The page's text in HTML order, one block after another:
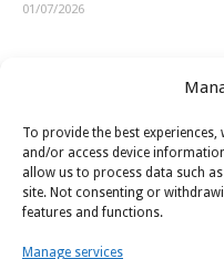
To provide the best
and/or access device
allow us to process data such
site. Not consenting or
features and functions.
Manage services
01/07/2026
LINK-URI UTILE
ISJ Prahova
Ministerul Educatiei